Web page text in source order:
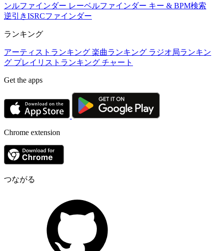
ンルファインダー レーベルファインダー キー & BPM検索
逆引きISRCファインダー
ランキング
アーティストランキング 楽曲ランキング ラジオ局ランキン
グ プレイリストランキング チャート
Get the apps
Chrome extension
つながる